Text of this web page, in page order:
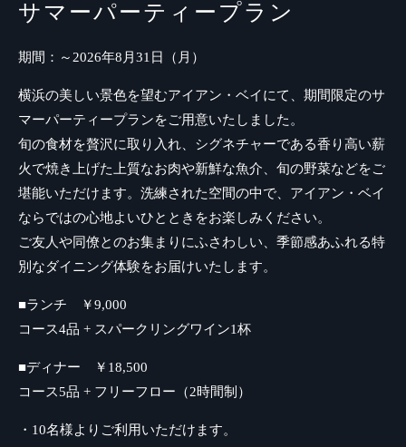
サマーパーティープラン
期間：～2026年8月31日（月）
横浜の美しい景色を望むアイアン・ベイにて、期間限定のサ
マーパーティープランをご用意いたしました。
旬の食材を贅沢に取り入れ、シグネチャーである香り高い薪
火で焼き上げた上質なお肉や新鮮な魚介、旬の野菜などをご
堪能いただけます。洗練された空間の中で、アイアン・ベイ
ならではの心地よいひとときをお楽しみください。
ご友人や同僚とのお集まりにふさわしい、季節感あふれる特
別なダイニング体験をお届けいたします。
■ランチ ￥9,000
コース4品 + スパークリングワイン1杯
■ディナー ￥18,500
コース5品 + フリーフロー（2時間制）
・10名様よりご利用いただけます。